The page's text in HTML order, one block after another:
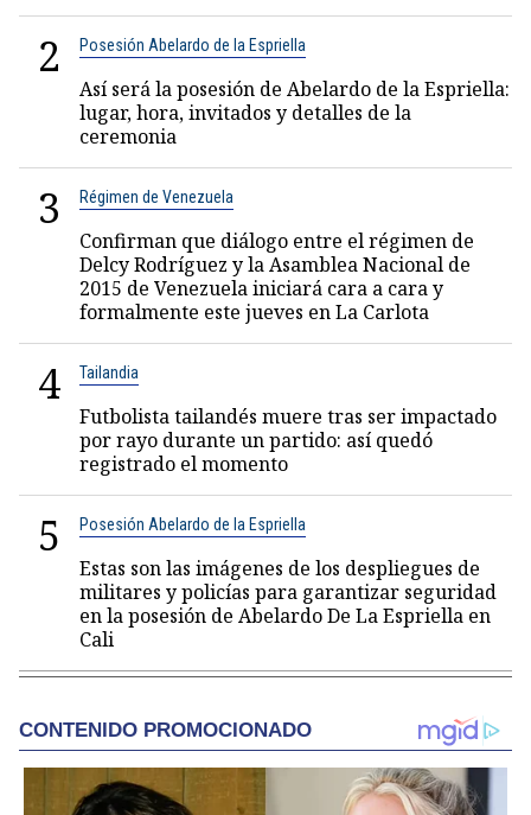
2 Posesión Abelardo de la Espriella
Así será la posesión de Abelardo de la Espriella:
lugar, hora, invitados y detalles de la
ceremonia
3 Régimen de Venezuela
Confirman que diálogo entre el régimen de
Delcy Rodríguez y la Asamblea Nacional de
2015 de Venezuela iniciará cara a cara y
formalmente este jueves en La Carlota
4 Tailandia
Futbolista tailandés muere tras ser impactado
por rayo durante un partido: así quedó
registrado el momento
5 Posesión Abelardo de la Espriella
Estas son las imágenes de los despliegues de
militares y policías para garantizar seguridad
en la posesión de Abelardo De La Espriella en
Cali